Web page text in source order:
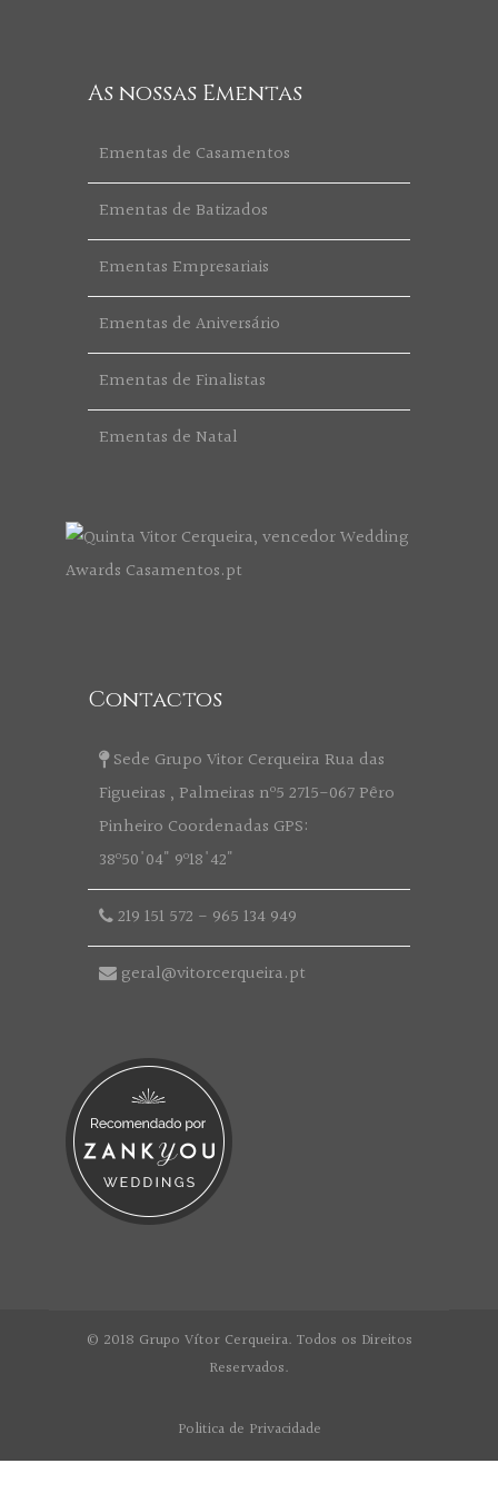
As nossas Ementas
Ementas de Casamentos
Ementas de Batizados
Ementas Empresariais
Ementas de Aniversário
Ementas de Finalistas
Ementas de Natal
Contactos
Sede Grupo Vitor Cerqueira Rua das
Figueiras , Palmeiras nº5 2715-067 Pêro
Pinheiro Coordenadas GPS:
38º50'04" 9º18'42"
219 151 572 - 965 134 949
geral@vitorcerqueira.pt
© 2018 Grupo Vítor Cerqueira. Todos os Direitos
Reservados.
Politica de Privacidade